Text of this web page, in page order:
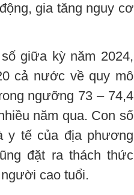
gia tăng nguy cơ
giữa kỳ năm 2024,
cả nước về quy mô
ngưỡng 73 – 74,4
năm qua. Con số
y tế của địa phương
đặt ra thách thức
cao tuổi.